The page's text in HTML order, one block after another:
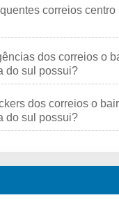
correios
dos correios o
do sul possui?
dos correios o
do sul possui?